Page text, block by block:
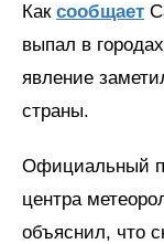
Как сообщает
выпал в
явление
страны.
Официальный
центра
объяснил, что